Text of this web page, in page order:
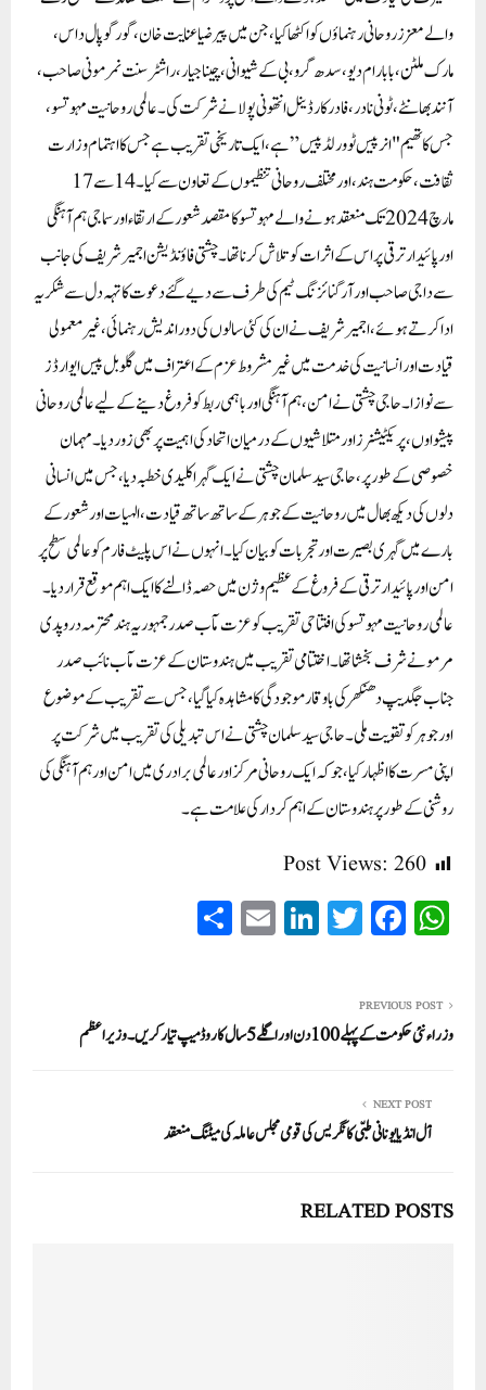
والے معزز روحانی رہنماؤں کو اکٹھا کیا، جن میں پیر ضیا عنایت خان، گور گوپال داس،
مارک ملٹن، بابا رام دیو، سدھ گرو، بی کے شیوانی، چینا جیار، راشٹرسنت نمرمونی صاحب،
آنند بھانٹے، ٹونی نادر، فادر کارڈینل انتھونی پولا نے شرکت کی۔عالمی روحانیت مہوتسو،
جس کا تھیم "انر پیس ٹو ورلڈ پیس” ہے، ایک تاریخی تقریب ہے جس کا اہتمام وزارت
ثقافت، حکومت ہند، اور مختلف روحانی تنظیموں کے تعاون سے کیا ۔ 14 سے 17
مارچ 2024 تک منعقد ہونے والے مہوتسو کا مقصد شعور کے ارتقاء اور سماجی ہم آہنگی
اور پائیدار ترقی پر اس کے اثرات کو تلاش کرنا تھا۔چشتی فاؤنڈیشن اجمیر شریف کی جانب
سے داجی صاحب اور آرگنائزنگ ٹیم کی طرف سے دیے گئے دعوت کا تہہ دل سے شکریہ
ادا کرتے ہوئے، اجمیر شریف نے ان کی کئی سالوں کی دور اندیش رہنمائی، غیر معمولی
قیادت اور انسانیت کی خدمت میں غیر مشروط عزم کے اعتراف میں گلوبل پیس ایوارڈز
سے نوازا۔ حاجی چشتی نے امن، ہم آہنگی اور باہمی ربط کو فروغ دینے کے لیے عالمی روحانی
پیشواوں، پریکٹیشنرز اور متلاشیوں کے درمیان اتحاد کی اہمیت پر بھی زور دیا۔مہمان
خصوصی کے طور پر، حاجی سید سلمان چشتی نے ایک گہرا کلیدی خطبہ دیا، جس میں انسانی
دلوں کی دیکھ بھال میں روحانیت کے جوہر کے ساتھ ساتھ قیادت، الہیات اور شعور کے
بارے میں گہری بصیرت اور تجربات کو بیان کیا۔ انہوں نے اس پلیٹ فارم کو عالمی سطح پر
امن اور پائیدار ترقی کے فروغ کے عظیم وژن میں حصہ ڈالنے کا ایک اہم موقع قرار دیا۔
عالمی روحانیت مہوتسو کی افتتاحی تقریب کو عزت مآب صدر جمہوریہ ہند محترمہ دروپدی
مرمو نے شرف بخشا تھا۔اختتامی تقریب میں ہندوستان کے عزت مآب نائب صدر
جناب جگدیپ دھنکھر کی باوقار موجودگی کا مشاہدہ کیا گیا، جس سے تقریب کے موضوع
اور جوہر کو تقویت ملی۔حاجی سید سلمان چشتی نے اس تبدیلی کی تقریب میں شرکت پر
اپنی مسرت کا اظہار کیا، جو کہ ایک روحانی مرکز اور عالمی برادری میں امن اور ہم آہنگی کی
روشنی کے طور پر ہندوستان کے اہم کردار کی علامت ہے۔
Post Views: 260
W
ha
A
pp
Fa
ce
ok
T
wi
r
Li
nk
In
E
m
PREVIOUS POST
وزراء نئی حکومت کے پہلے 100 دن اور اگلے 5 سال کا روڈ میپ تیار کریں۔ وزیراعظم
NEXT POST
آل انڈیا یونانی طبّی کانگریس کی قومی مجلس عاملہ کی میٹنگ منعقد
RELATED POSTS